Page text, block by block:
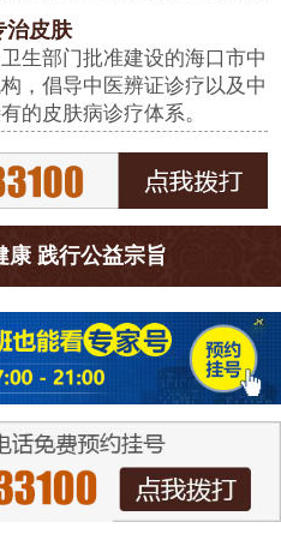
治皮肤
生部门批准建设的海口市中
，倡导中医辨证诊疗以及中
的皮肤病诊疗体系。
康 践行公益宗旨